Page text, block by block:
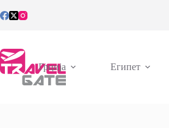
to
Грција Египет